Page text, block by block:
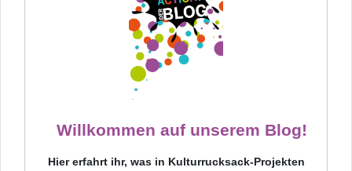
Willkommen auf unserem Blog!
Hier erfahrt ihr, was in Kulturrucksack-Projekten